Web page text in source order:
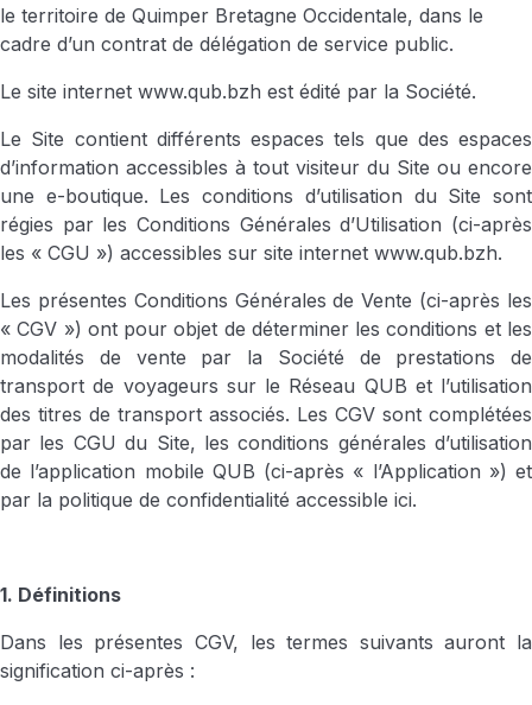
le territoire de Quimper Bretagne Occidentale, dans le
cadre d’un contrat de délégation de service public.
Le site internet www.qub.bzh est édité par la Société.
Le Site contient différents espaces tels que des espaces
d’information accessibles à tout visiteur du Site ou encore
une e-boutique. Les conditions d’utilisation du Site sont
régies par les Conditions Générales d’Utilisation (ci-après
les « CGU ») accessibles sur site internet www.qub.bzh.
Les présentes Conditions Générales de Vente (ci-après les
« CGV ») ont pour objet de déterminer les conditions et les
modalités de vente par la Société de prestations de
transport de voyageurs sur le Réseau QUB et l’utilisation
des titres de transport associés. Les CGV sont complétées
par les CGU du Site, les conditions générales d’utilisation
de l’application mobile QUB (ci-après « l’Application ») et
par la politique de confidentialité accessible ici.
1. Définitions
Dans les présentes CGV, les termes suivants auront la
signification ci-après :